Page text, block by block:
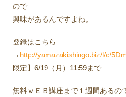
ので
興味があるんですよね。
登録はこちら
→ http://yamazakishingo.biz/l/c/
限定】6/19（月）11:59まで
無料ｗＥＢ講座まで１週間あるの